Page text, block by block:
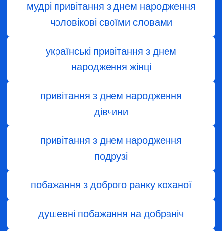
мудрі привітання з днем народження
чоловікові своїми словами
українські привітання з днем
народження жінці
привітання з днем ​​народження
дівчини
привітання з днем народження
подрузі
побажання з доброго ранку коханої
душевні побажання на добраніч